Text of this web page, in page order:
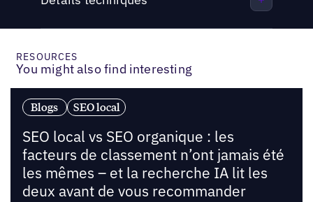
RESOURCES
You might also find interesting
Blogs SEO local
SEO local vs SEO organique : les
facteurs de classement n’ont jamais été
les mêmes – et la recherche IA lit les
deux avant de vous recommander